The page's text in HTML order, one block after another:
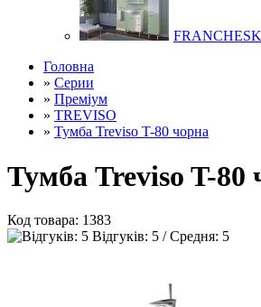
Головна
» Серии
» Преміум
» TREVISO
» Тумба Treviso T-80 чорна
Тумба Treviso T-80
Код товара: 1383
Відгуків: 5 / Средня: 5